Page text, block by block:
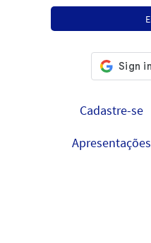
Cadastre-se
Apresentações